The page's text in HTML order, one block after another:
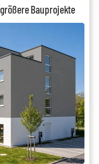
Bauprojekte